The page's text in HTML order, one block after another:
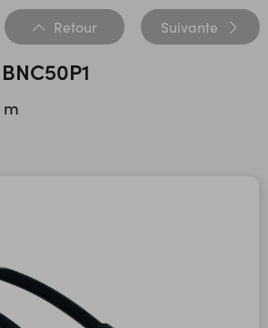
Retour Suivante